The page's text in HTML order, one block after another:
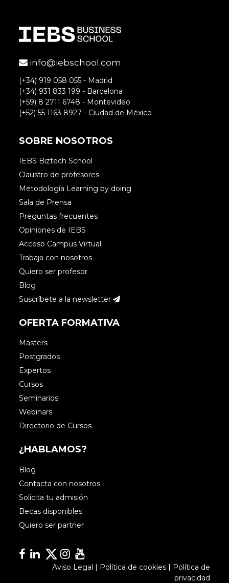
info@iebschool.com
(+34) 919 058 055 - Madrid
(+34) 931 833 199 - Barcelona
(+59) 8 2711 6748 - Montevideo
(+52) 55 1163 8927 - Ciudad de México
SOBRE NOSOTROS
IEBS Biztech School
Claustro de profesores
Metodología Learning by doing
Sala de Prensa
Preguntas frecuentes
Opiniones de IEBS
Acceso Campus Virtual
Trabaja con nosotros
Quiero ser profesor
Blog
Suscríbete a la newsletter
OFERTA FORMATIVA
Masters
Postgrados
Expertos
Cursos
Seminarios
Webinars
Directorio de Cursos
¿HABLAMOS?
Blog
Contacta con nosotros
Solicita tu admisión
Becas disponibles
Quiero ser partner
Facebook
Linkedin
Linkedin
Instagram
Aviso Legal | Política de cookies| Política de
privacidad